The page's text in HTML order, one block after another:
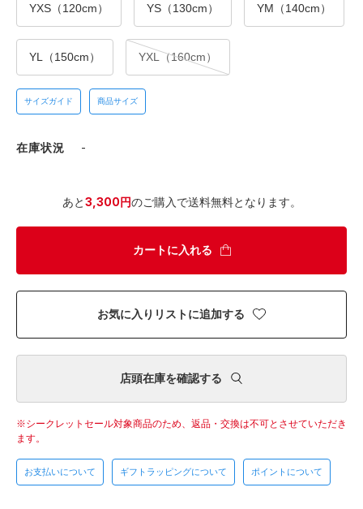
YXS（120cm） YS（130cm） YM（140cm）
YL（150cm） YXL（160cm）
サイズガイド 商品サイズ
在庫状況 -
あと3,300円のご購入で送料無料となります。
カートに入れる
お気に入りリストに追加する
店頭在庫を確認する
シークレットセール対象商品のため、返品・交換は不可とさせていただき
ます。
お支払いについて ギフトラッピングについて ポイントについて